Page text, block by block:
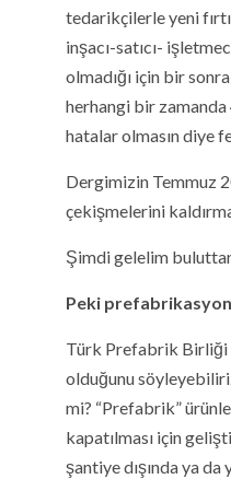
tedarikçilerle yeni
inşacı-satıcı-
olmadığı için bir
herhangi bir zamanda
hatalar olmasın diye
Dergimizin Temmuz
çekişmelerini
Şimdi gelelim
Peki
Türk Prefabrik Birliği
olduğunu
mi? “Prefabrik”
kapatılması için
şantiye dışında ya